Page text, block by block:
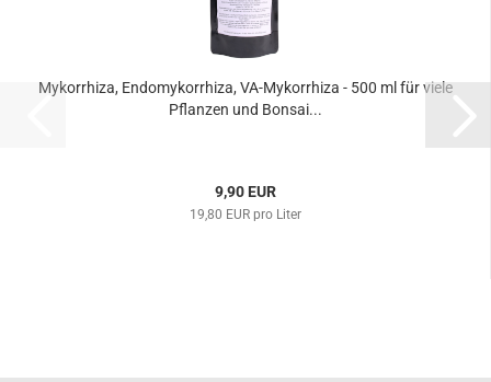
Mykorrhiza, Endomykorrhiza, VA-Mykorrhiza - 500 ml für viele
Pflanzen und Bonsai...
9,90 EUR
19,80 EUR pro Liter